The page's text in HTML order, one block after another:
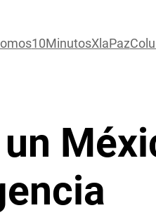
10MinutosXlaPaz
un